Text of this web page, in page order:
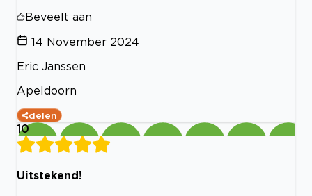
Beveelt aan
14 November 2024
Eric Janssen
Apeldoorn
delen
10
Uitstekend!